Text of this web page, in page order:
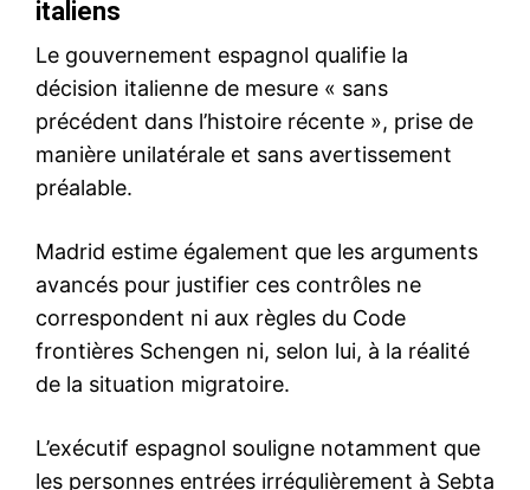
l’insulte, garde la provocation
9 July 2026
In "Politique"